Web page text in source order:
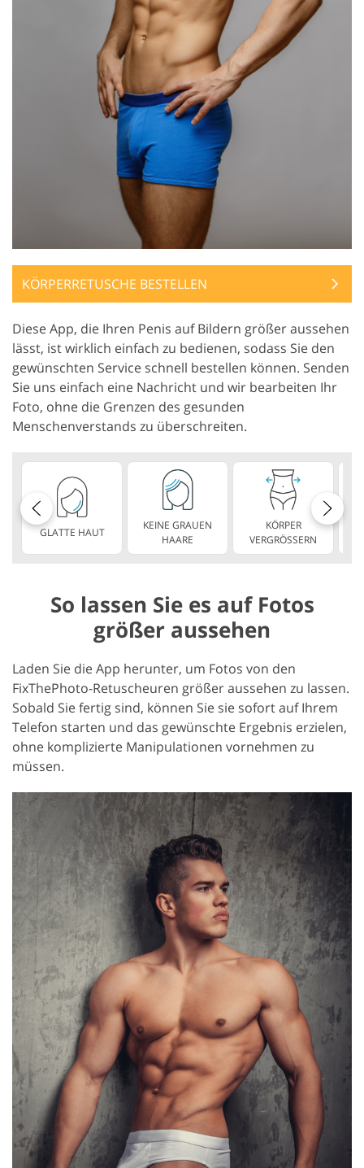
KÖRPERRETUSCHE BESTELLEN
Diese App, die Ihren Penis auf Bildern größer aussehen
lässt, ist wirklich einfach zu bedienen, sodass Sie den
gewünschten Service schnell bestellen können. Senden
Sie uns einfach eine Nachricht und wir bearbeiten Ihr
Foto, ohne die Grenzen des gesunden
Menschenverstands zu überschreiten.
GLATTE HAUT
KEINE GRAUEN
HAARE
KÖRPER
VERGRÖSSERN
So lassen Sie es auf Fotos
größer aussehen
Laden Sie die App herunter, um Fotos von den
FixThePhoto-Retuscheuren größer aussehen zu lassen.
Sobald Sie fertig sind, können Sie sie sofort auf Ihrem
Telefon starten und das gewünschte Ergebnis erzielen,
ohne komplizierte Manipulationen vornehmen zu
müssen.